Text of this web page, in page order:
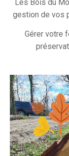
Les Bois du
gestion de vos
Gérer votre